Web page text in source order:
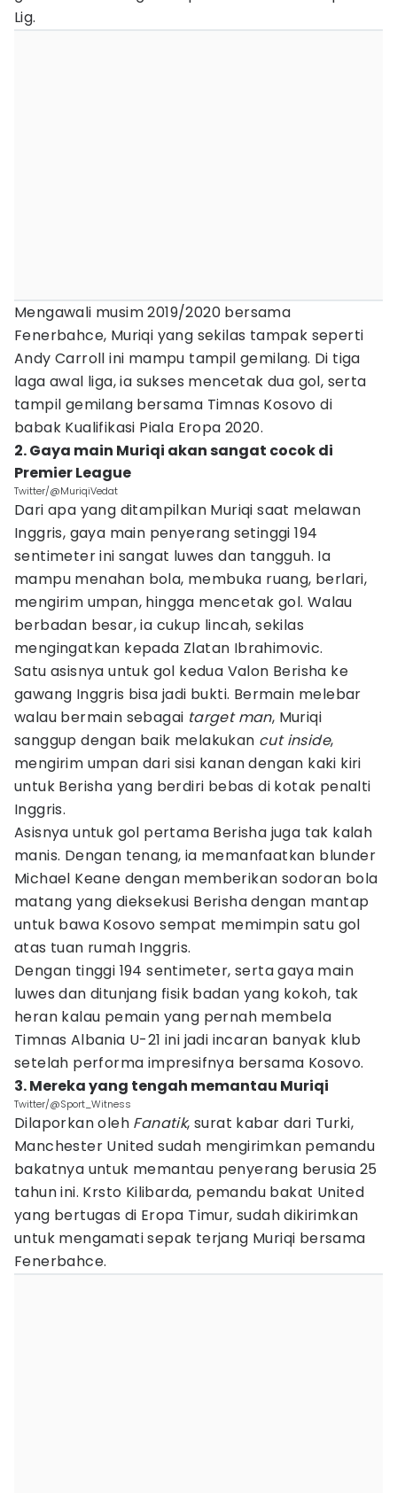
Lig.
Mengawali musim 2019/2020 bersama
Fenerbahce, Muriqi yang sekilas tampak seperti
Andy Carroll ini mampu tampil gemilang. Di tiga
laga awal liga, ia sukses mencetak dua gol, serta
tampil gemilang bersama Timnas Kosovo di
babak Kualifikasi Piala Eropa 2020.
2. Gaya main Muriqi akan sangat cocok di
Premier League
Twitter/@MuriqiVedat
Dari apa yang ditampilkan Muriqi saat melawan
Inggris, gaya main penyerang setinggi 194
sentimeter ini sangat luwes dan tangguh. Ia
mampu menahan bola, membuka ruang, berlari,
mengirim umpan, hingga mencetak gol. Walau
berbadan besar, ia cukup lincah, sekilas
mengingatkan kepada Zlatan Ibrahimovic.
Satu asisnya untuk gol kedua Valon Berisha ke
gawang Inggris bisa jadi bukti. Bermain melebar
walau bermain sebagai target man, Muriqi
sanggup dengan baik melakukan cut inside,
mengirim umpan dari sisi kanan dengan kaki kiri
untuk Berisha yang berdiri bebas di kotak penalti
Inggris.
Asisnya untuk gol pertama Berisha juga tak kalah
manis. Dengan tenang, ia memanfaatkan blunder
Michael Keane dengan memberikan sodoran bola
matang yang dieksekusi Berisha dengan mantap
untuk bawa Kosovo sempat memimpin satu gol
atas tuan rumah Inggris.
Dengan tinggi 194 sentimeter, serta gaya main
luwes dan ditunjang fisik badan yang kokoh, tak
heran kalau pemain yang pernah membela
Timnas Albania U-21 ini jadi incaran banyak klub
setelah performa impresifnya bersama Kosovo.
3. Mereka yang tengah memantau Muriqi
Twitter/@Sport_Witness
Dilaporkan oleh Fanatik, surat kabar dari Turki,
Manchester United sudah mengirimkan pemandu
bakatnya untuk memantau penyerang berusia 25
tahun ini. Krsto Kilibarda, pemandu bakat United
yang bertugas di Eropa Timur, sudah dikirimkan
untuk mengamati sepak terjang Muriqi bersama
Fenerbahce.